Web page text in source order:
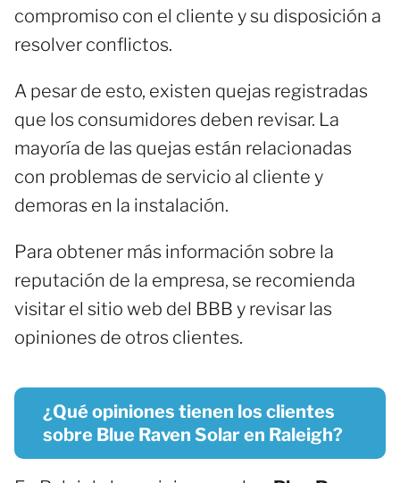
compromiso con el cliente y su disposición a
resolver conflictos.
A pesar de esto, existen quejas registradas
que los consumidores deben revisar. La
mayoría de las quejas están relacionadas
con problemas de servicio al cliente y
demoras en la instalación.
Para obtener más información sobre la
reputación de la empresa, se recomienda
visitar el sitio web del BBB y revisar las
opiniones de otros clientes.
¿Qué opiniones tienen los clientes
sobre Blue Raven Solar en Raleigh?